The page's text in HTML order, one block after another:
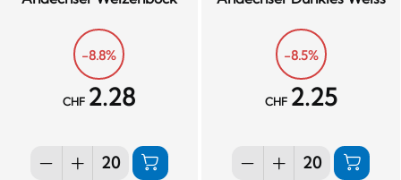
-8.8%
CHF 2.28
-8.5%
CHF 2.25